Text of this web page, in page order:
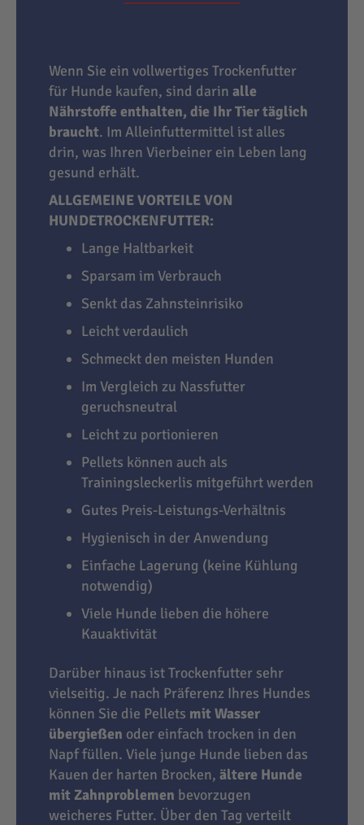
Wenn Sie ein vollwertiges Trockenfutter
für Hunde kaufen, sind darin alle
Nährstoffe enthalten, die Ihr Tier täglich
braucht. Im Alleinfuttermittel ist alles
drin, was Ihren Vierbeiner ein Leben lang
gesund erhält.
ALLGEMEINE VORTEILE VON
HUNDETROCKENFUTTER:
Lange Haltbarkeit
Sparsam im Verbrauch
Senkt das Zahnsteinrisiko
Leicht verdaulich
Schmeckt den meisten Hunden
Im Vergleich zu Nassfutter
geruchsneutral
Leicht zu portionieren
Pellets können auch als
Trainingsleckerlis mitgeführt werden
Gutes Preis-Leistungs-Verhältnis
Hygienisch in der Anwendung
Einfache Lagerung (keine Kühlung
notwendig)
Viele Hunde lieben die höhere
Kauaktivität
Darüber hinaus ist Trockenfutter sehr
vielseitig. Je nach Präferenz Ihres Hundes
können Sie die Pellets mit Wasser
übergießen oder einfach trocken in den
Napf füllen. Viele junge Hunde lieben das
Kauen der harten Brocken, ältere Hunde
mit Zahnproblemen bevorzugen
weicheres Futter. Über den Tag verteilt